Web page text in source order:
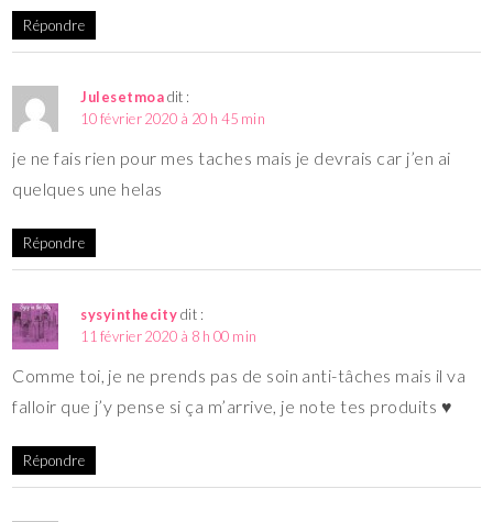
Répondre
Julesetmoadit :
10 février 2020 à 20 h 45 min
je ne fais rien pour mes taches mais je devrais car j’en ai
quelques une helas
Répondre
sysyinthecitydit :
11 février 2020 à 8 h 00 min
Comme toi, je ne prends pas de soin anti-tâches mais il va
falloir que j’y pense si ça m’arrive, je note tes produits ♥
Répondre